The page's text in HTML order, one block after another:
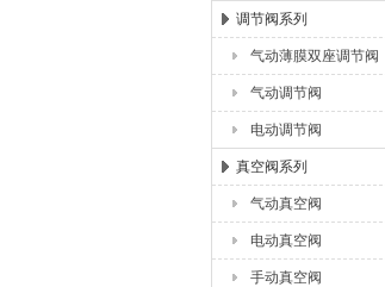
调节阀系列
气动薄膜双座调节阀
气动调节阀
电动调节阀
真空阀系列
气动真空阀
电动真空阀
手动真空阀